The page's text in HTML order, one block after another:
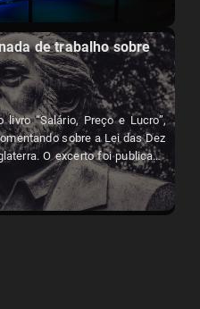
de trabalho sobre
“Salário, Preço e Lucro”,
sobre a Lei das Dez
O excerto foi publicado
do Comunismo e dialoga com
a escala 6x1, colocando em
a produtividade, lucro e